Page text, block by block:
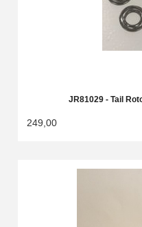
JR81029 - Tail
249,00